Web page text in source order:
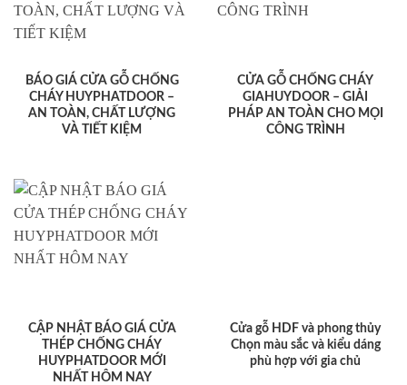
BÁO GIÁ CỬA GỖ CHỐNG
CHÁY HUYPHATDOOR –
AN TOÀN, CHẤT LƯỢNG
VÀ TIẾT KIỆM
CỬA GỖ CHỐNG CHÁY
GIAHUYDOOR – GIẢI
PHÁP AN TOÀN CHO MỌI
CÔNG TRÌNH
CẬP NHẬT BÁO GIÁ CỬA
THÉP CHỐNG CHÁY
HUYPHATDOOR MỚI
NHẤT HÔM NAY
Cửa gỗ HDF và phong thủy
Chọn màu sắc và kiểu dáng
phù hợp với gia chủ